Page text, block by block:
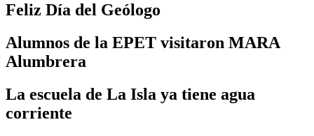
Feliz Día del Geólogo
Alumnos de la EPET visitaron MARA
Alumbrera
La escuela de La Isla ya tiene agua
corriente